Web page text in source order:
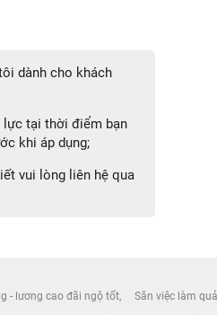
dành cho khách
lực tại thời điểm bạn
khi áp dụng;
vui lòng liên hệ qua
- lương cao đãi ngộ tốt Săn việc làm